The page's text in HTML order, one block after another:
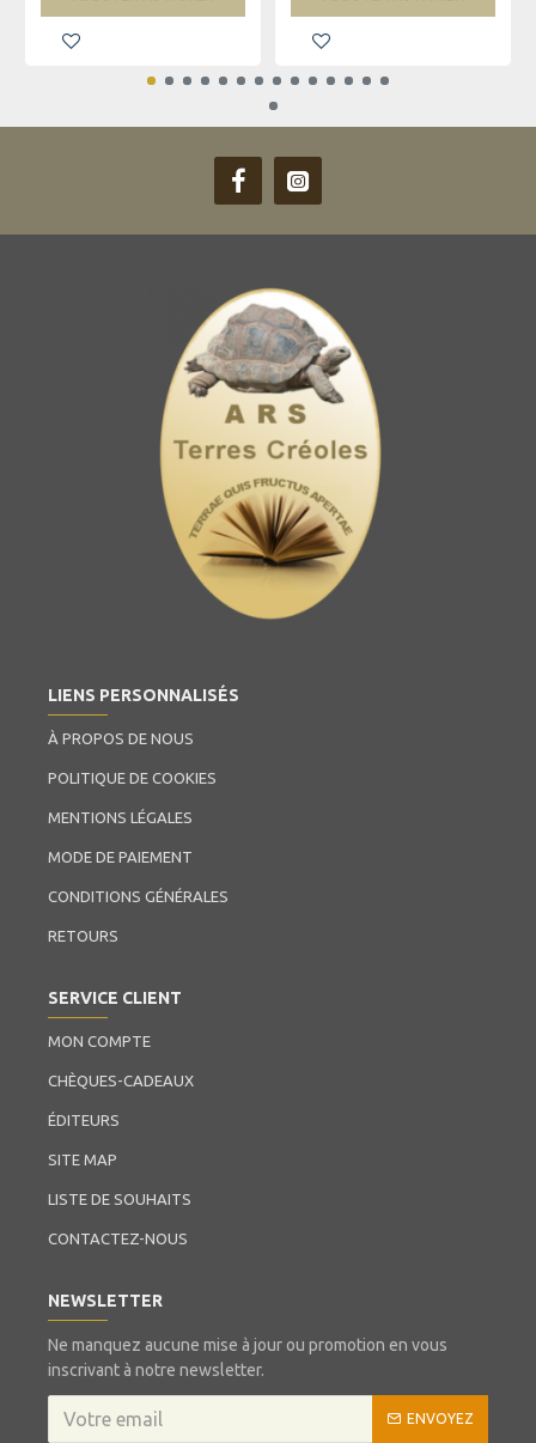
LIENS PERSONNALISÉS
À PROPOS DE NOUS
POLITIQUE DE COOKIES
MENTIONS LÉGALES
MODE DE PAIEMENT
CONDITIONS GÉNÉRALES
RETOURS
SERVICE CLIENT
MON COMPTE
CHÈQUES-CADEAUX
ÉDITEURS
SITE MAP
LISTE DE SOUHAITS
CONTACTEZ-NOUS
NEWSLETTER
Ne manquez aucune mise à jour ou promotion en vous
inscrivant à notre newsletter.
ENVOYEZ